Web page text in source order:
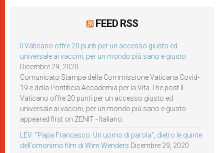
FEED RSS
Il Vaticano offre 20 punti per un accesso giusto ed
universale ai vaccini, per un mondo più sano e giusto
Dicembre 29, 2020
Comunicato Stampa della Commissione Vaticana Covid-
19 e della Pontificia Accademia per la Vita The post Il
Vaticano offre 20 punti per un accesso giusto ed
universale ai vaccini, per un mondo più sano e giusto
appeared first on ZENIT - Italiano.
LEV: “Papa Francesco. Un uomo di parola”, dietro le quinte
dell’omonimo film di Wim Wenders Dicembre 29, 2020